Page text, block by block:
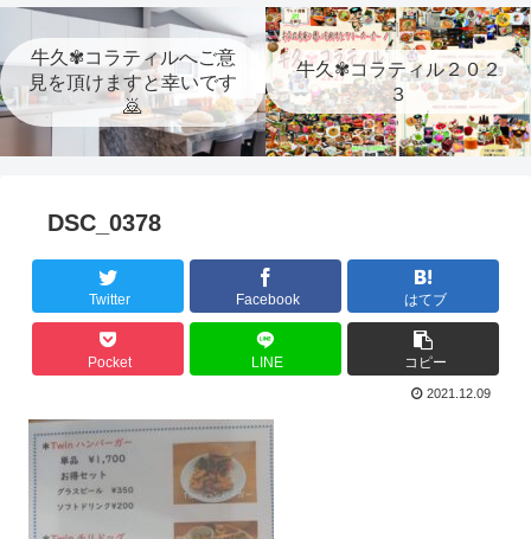
牛久✾コラティルへご意
見を頂けますと幸いです
🙇
牛久✾コラティル２０２
３
DSC_0378
Twitter Facebook はてブ
Pocket LINE コピー
2021.12.09